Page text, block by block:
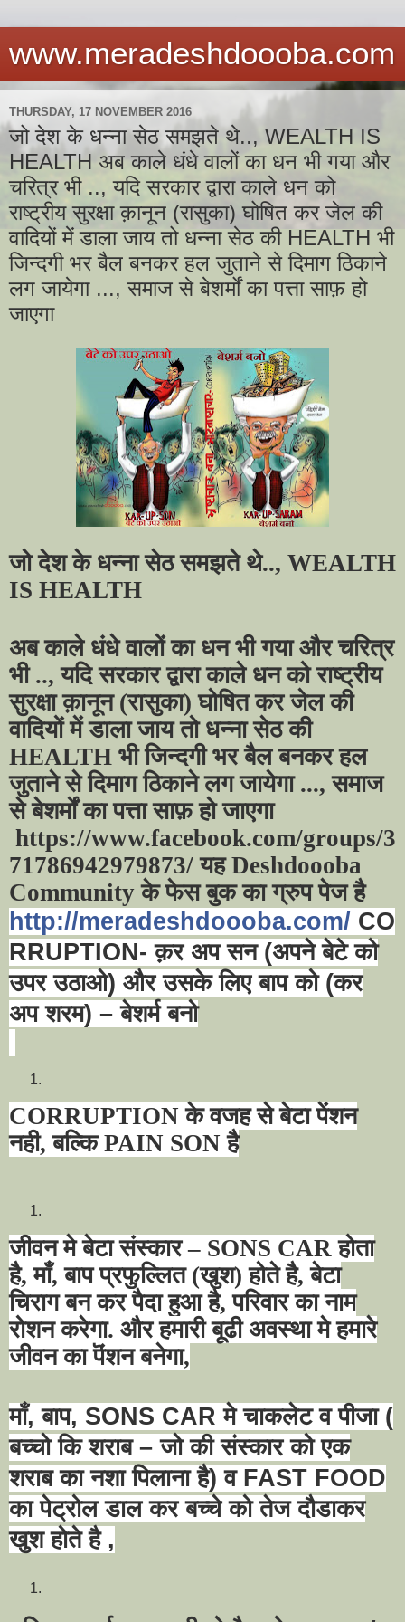
www.meradeshdoooba.com
THURSDAY, 17 NOVEMBER 2016
जो देश के धन्ना सेठ समझते थे.., WEALTH IS
HEALTH अब काले धंधे वालों का धन भी गया और
चरित्र भी .., यदि सरकार द्वारा काले धन को
राष्ट्रीय सुरक्षा क़ानून (रासुका) घोषित कर जेल की
वादियों में डाला जाय तो धन्ना सेठ की HEALTH भी
जिन्दगी भर बैल बनकर हल जुताने से दिमाग ठिकाने
लग जायेगा ..., समाज से बेशर्मों का पत्ता साफ़ हो
जाएगा
जो देश के धन्ना सेठ समझते थे.., WEALTH
IS HEALTH
अब काले धंधे वालों का धन भी गया और चरित्र
भी .., यदि सरकार द्वारा काले धन को राष्ट्रीय
सुरक्षा क़ानून (रासुका) घोषित कर जेल की
वादियों में डाला जाय तो धन्ना सेठ की
HEALTH भी जिन्दगी भर बैल बनकर हल
जुताने से दिमाग ठिकाने लग जायेगा ..., समाज
से बेशर्मों का पत्ता साफ़ हो जाएगा
https://www.facebook.com/groups/3
71786942979873/ यहDeshdoooba
Communityके फेस बुक का ग्रुप पेज है
http://meradeshdoooba.com/ CO
RRUPTION-क़र अप सन (अपने बेटे को
उपर उठाओ) और उसके लिए बाप को (कर
अप शरम) –बेशर्म बनो
CORRUPTIONके वजह से बेटा पेंशन
नही,बल्किPAIN SONहै
जीवन मे बेटा संस्कार– SONS CARहोता
है,माँ,बाप प्रफुल्लित (खुश) होते है,बेटा
चिराग बन कर पैदा हुआ है,परिवार का नाम
रोशन करेगा. और हमारी बूढी अवस्था मे हमारे
जीवन का पॆंशन बनेगा,
माँ,बाप, SONS CARमे चाकलेट व पीजा (
बच्चो कि शराब –जो की संस्कार को एक
शराब का नशा पिलाना है) व FAST FOOD
का पेट्रोल डाल कर बच्चे को तेज दौडाकर
खुश होते है ,